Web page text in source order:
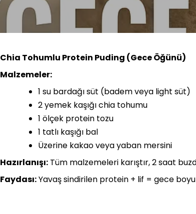
Chia Tohumlu Protein Puding (Gece Öğünü)
Malzemeler:
1 su bardağı süt (badem veya light süt)
2 yemek kaşığı chia tohumu
1 ölçek protein tozu
1 tatlı kaşığı bal
Üzerine kakao veya yaban mersini
Hazırlanışı: Tüm malzemeleri karıştır, 2 saat
Faydası:Yavaş sindirilen protein + lif = gece